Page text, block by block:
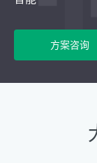
方案咨询